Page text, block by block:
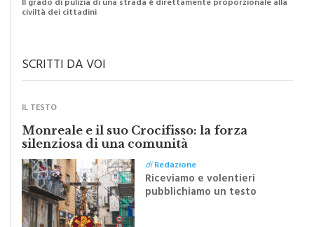
Il grado di pulizia di una strada è direttamente proporzionale alla
civiltà dei cittadini
SCRITTI DA VOI
IL TESTO
Monreale e il suo Crocifisso: la forza
silenziosa di una comunità
diRedazione
Riceviamo e volentieri
pubblichiamo un testo